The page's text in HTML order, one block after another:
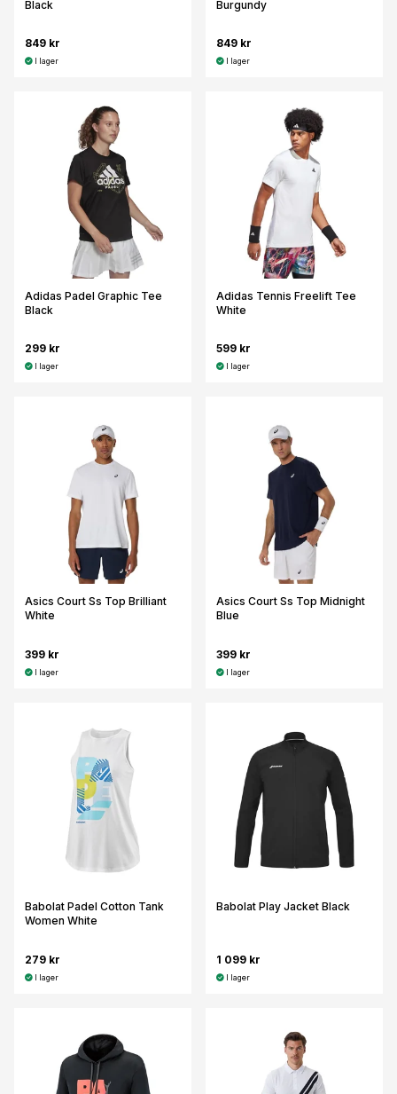
Black
849 kr
I lager
Burgundy
849 kr
I lager
Adidas Padel Graphic Tee
Black
299 kr
I lager
Adidas Tennis Freelift Tee
White
599 kr
I lager
Asics Court Ss Top Brilliant
White
399 kr
I lager
Asics Court Ss Top Midnight
Blue
399 kr
I lager
Babolat Padel Cotton Tank
Women White
279 kr
I lager
Babolat Play Jacket Black
1 099 kr
I lager